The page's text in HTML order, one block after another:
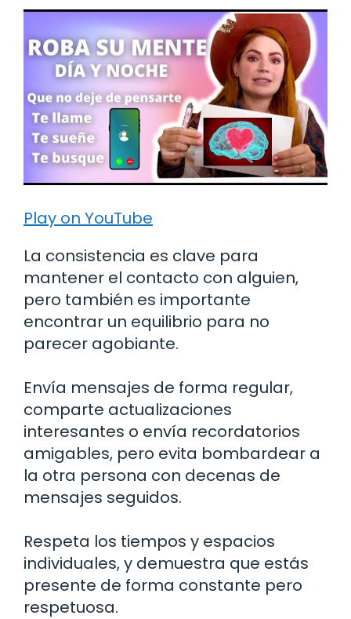
Play on YouTube
La consistencia es clave para
mantener el contacto con alguien,
pero también es importante
encontrar un equilibrio para no
parecer agobiante.
Envía mensajes de forma regular,
comparte actualizaciones
interesantes o envía recordatorios
amigables, pero evita bombardear a
la otra persona con decenas de
mensajes seguidos.
Respeta los tiempos y espacios
individuales, y demuestra que estás
presente de forma constante pero
respetuosa.